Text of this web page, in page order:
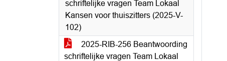
schriftelijke vragen Team Lokaal
Kansen voor thuiszitters (2025-V-
102)
2025-RIB-256 Beantwoording
schriftelijke vragen Team Lokaal